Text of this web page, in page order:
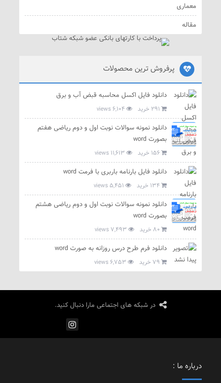
معماری
مقاله
پرفروش ترین محصولات
دانلود فایل اکسل محاسبه قبض آب و برق
291 خرید 6,104 views
دانلود نمونه سوالات نوبت اول و دوم ریاضی هفتم
بصورت word
156 خرید
دانلود فایل بارنامه باربری با فرمت word
134 خرید
دانلود نمونه سوالات نوبت اول و دوم ریاضی هشتم
بصورت word
80 خرید
دانلود فرم طرح درس روزانه به صورت word
79 خرید
در شبکه های اجتماعی مارا دنبال کنید.
درباره ما :